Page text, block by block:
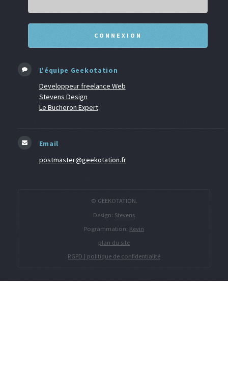
L'équipe Geekotation
Developpeur freelance Web
Stevens Design
Le Bucheron Expert
Email
postmaster@geekotation.fr
© GEEKOTATION.
Design: Stevens
Pogrammation: Kevin
plan du site
RGPD | politique de confidentialité